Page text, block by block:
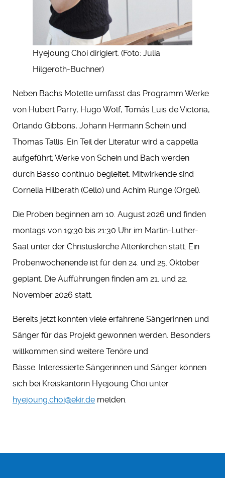
Hyejoung Choi dirigiert. (Foto: Julia
Hilgeroth-Buchner)
Neben Bachs Motette umfasst das Programm Werke
von Hubert Parry, Hugo Wolf, Tomás Luis de Victoria,
Orlando Gibbons, Johann Hermann Schein und
Thomas Tallis. Ein Teil der Literatur wird a cappella
aufgeführt; Werke von Schein und Bach werden
durch Basso continuo begleitet. Mitwirkende sind
Cornelia Hilberath (Cello) und Achim Runge (Orgel).
Die Proben beginnen am 10. August 2026 und finden
montags von 19:30 bis 21:30 Uhr im Martin-Luther-
Saal unter der Christuskirche Altenkirchen statt. Ein
Probenwochenende ist für den 24. und 25. Oktober
geplant. Die Aufführungen finden am 21. und 22.
November 2026 statt.
Bereits jetzt konnten viele erfahrene Sängerinnen und
Sänger für das Projekt gewonnen werden. Besonders
willkommen sind weitere Tenöre und
Bässe. Interessierte Sängerinnen und Sänger können
sich bei Kreiskantorin Hyejoung Choi unter
hyejoung.choi@ekir.de melden.